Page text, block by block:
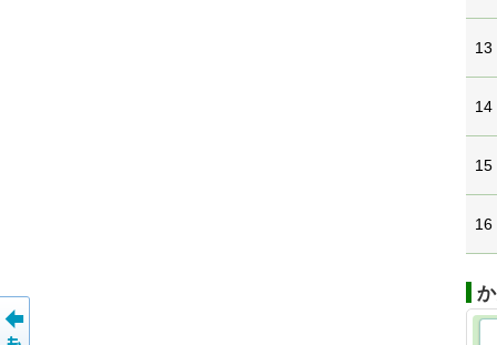
13
14
15
16